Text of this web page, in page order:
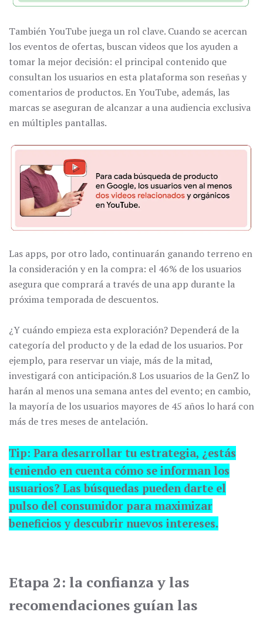
También YouTube juega un rol clave. Cuando se acercan
los eventos de ofertas, buscan videos que los ayuden a
tomar la mejor decisión: el principal contenido que
consultan los usuarios en esta plataforma son reseñas y
comentarios de productos. En YouTube, además, las
marcas se aseguran de alcanzar a una audiencia exclusiva
en múltiples pantallas.
Las apps, por otro lado, continuarán ganando terreno en
la consideración y en la compra: el 46% de los usuarios
asegura que comprará a través de una app durante la
próxima temporada de descuentos.
¿Y cuándo empieza esta exploración? Dependerá de la
categoría del producto y de la edad de los usuarios. Por
ejemplo, para reservar un viaje, más de la mitad,
investigará con anticipación.8 Los usuarios de la GenZ lo
harán al menos una semana antes del evento; en cambio,
la mayoría de los usuarios mayores de 45 años lo hará con
más de tres meses de antelación.
Tip: Para desarrollar tu estrategia, ¿estás
teniendo en cuenta cómo se informan los
usuarios? Las búsquedas pueden darte el
pulso del consumidor para maximizar
beneficios y descubrir nuevos intereses.
Etapa 2: la confianza y las
recomendaciones guían las